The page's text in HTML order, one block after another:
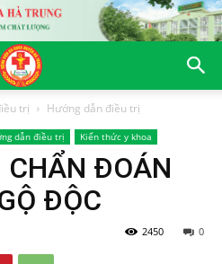
trị Hướng dẫn điều trị
dẫn điều trị Kiến thức y khoa
CHẨN ĐOÁN
ĐỘC
0
2450